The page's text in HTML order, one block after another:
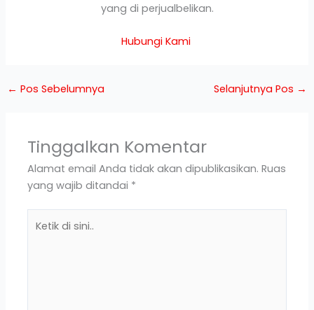
yang di perjualbelikan.
Hubungi Kami
← Pos Sebelumnya Selanjutnya Pos →
Tinggalkan Komentar
Alamat email Anda tidak akan dipublikasikan. Ruas
yang wajib ditandai *
di